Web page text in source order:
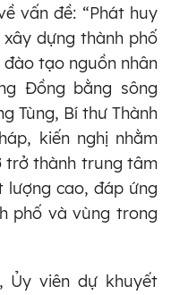
vấn đề: “Phát huy
dựng thành phố
tạo nguồn nhân
Đồng bằng sông
Tùng, Bí thư Thành
kiến nghị nhằm
trở thành trung tâm
lượng cao, đáp ứng
phố và vùng trong
Ủy viên dự khuyết